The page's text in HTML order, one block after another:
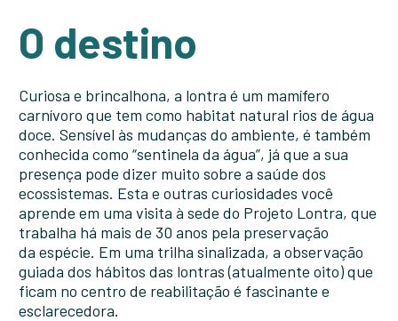
O destino
Curiosa e brincalhona, a lontra é um mamífero
carnívoro que tem como habitat natural rios de água
doce. Sensível às mudanças do ambiente, é também
conhecida como “sentinela da água”, já que a sua
presença pode dizer muito sobre a saúde dos
ecossistemas. Esta e outras curiosidades você
aprende em uma visita à sede do Projeto Lontra, que
trabalha há mais de 30 anos pela preservação
da espécie. Em uma trilha sinalizada, a observação
guiada dos hábitos das lontras (atualmente oito) que
ficam no centro de reabilitação é fascinante e
esclarecedora.